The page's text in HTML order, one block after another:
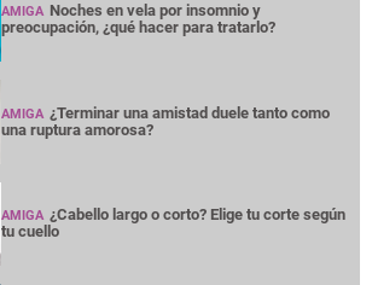
AMIGA Noches en vela por insomnio y
preocupación, ¿qué hacer para tratarlo?
AMIGA ¿Terminar una amistad duele tanto como
una ruptura amorosa?
AMIGA ¿Cabello largo o corto? Elige tu corte según
tu cuello